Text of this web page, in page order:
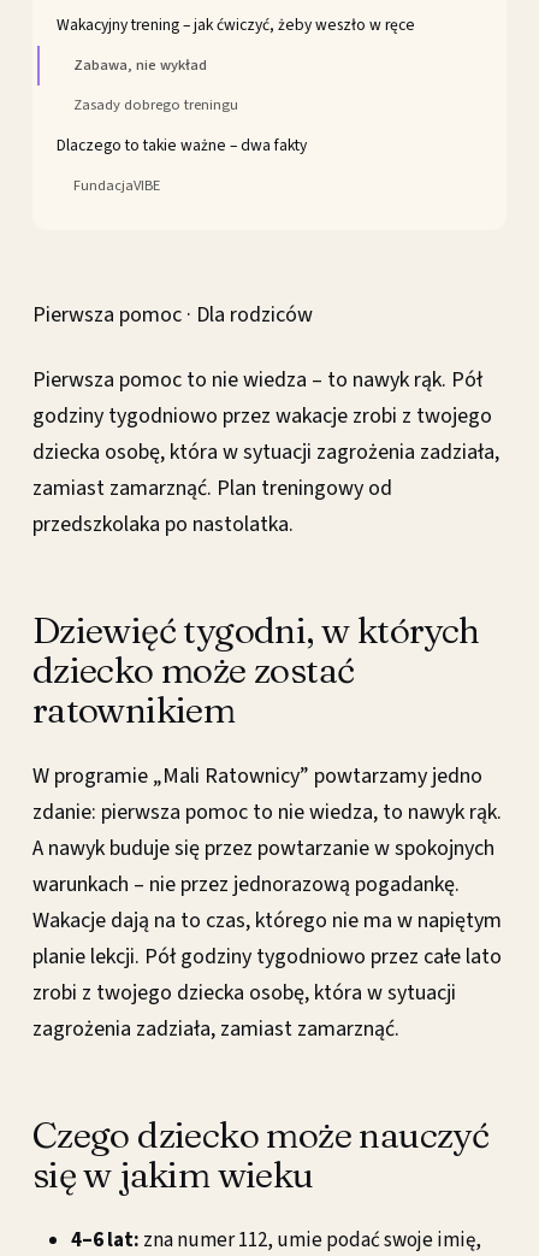
Wakacyjny trening – jak ćwiczyć, żeby weszło w ręce
Zabawa, nie wykład
Zasady dobrego treningu
Dlaczego to takie ważne – dwa fakty
FundacjaVIBE
Pierwsza pomoc · Dla rodziców
Pierwsza pomoc to nie wiedza – to nawyk rąk. Pół
godziny tygodniowo przez wakacje zrobi z twojego
dziecka osobę, która w sytuacji zagrożenia zadziała,
zamiast zamarznąć. Plan treningowy od
przedszkolaka po nastolatka.
Dziewięć tygodni, w których
dziecko może zostać
ratownikiem
W programie „Mali Ratownicy” powtarzamy jedno
zdanie: pierwsza pomoc to nie wiedza, to nawyk rąk.
A nawyk buduje się przez powtarzanie w spokojnych
warunkach – nie przez jednorazową pogadankę.
Wakacje dają na to czas, którego nie ma w napiętym
planie lekcji. Pół godziny tygodniowo przez całe lato
zrobi z twojego dziecka osobę, która w sytuacji
zagrożenia zadziała, zamiast zamarznąć.
Czego dziecko może nauczyć
się w jakim wieku
4–6 lat: zna numer 112, umie podać swoje imię,